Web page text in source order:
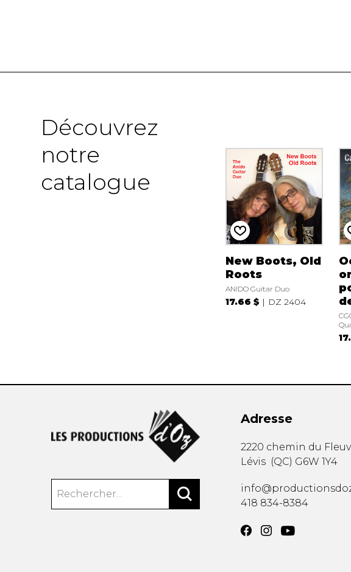
Découvrez
notre
catalogue
New Boots, Old
Roots
ANIDO Guitar Duo
17.66 $ DZ 2404
Adresse
2220 chemin du
Lévis (QC) G6W 1Y4
418 834-8384